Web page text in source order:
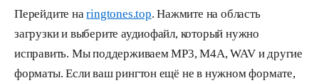
Перейдите наringtones.top. Нажмите на область
загрузки и выберите аудиофайл, который нужно
исправить. Мы поддерживаем MP3, M4A, WAV и другие
форматы. Если ваш рингтон ещё не в нужном формате,